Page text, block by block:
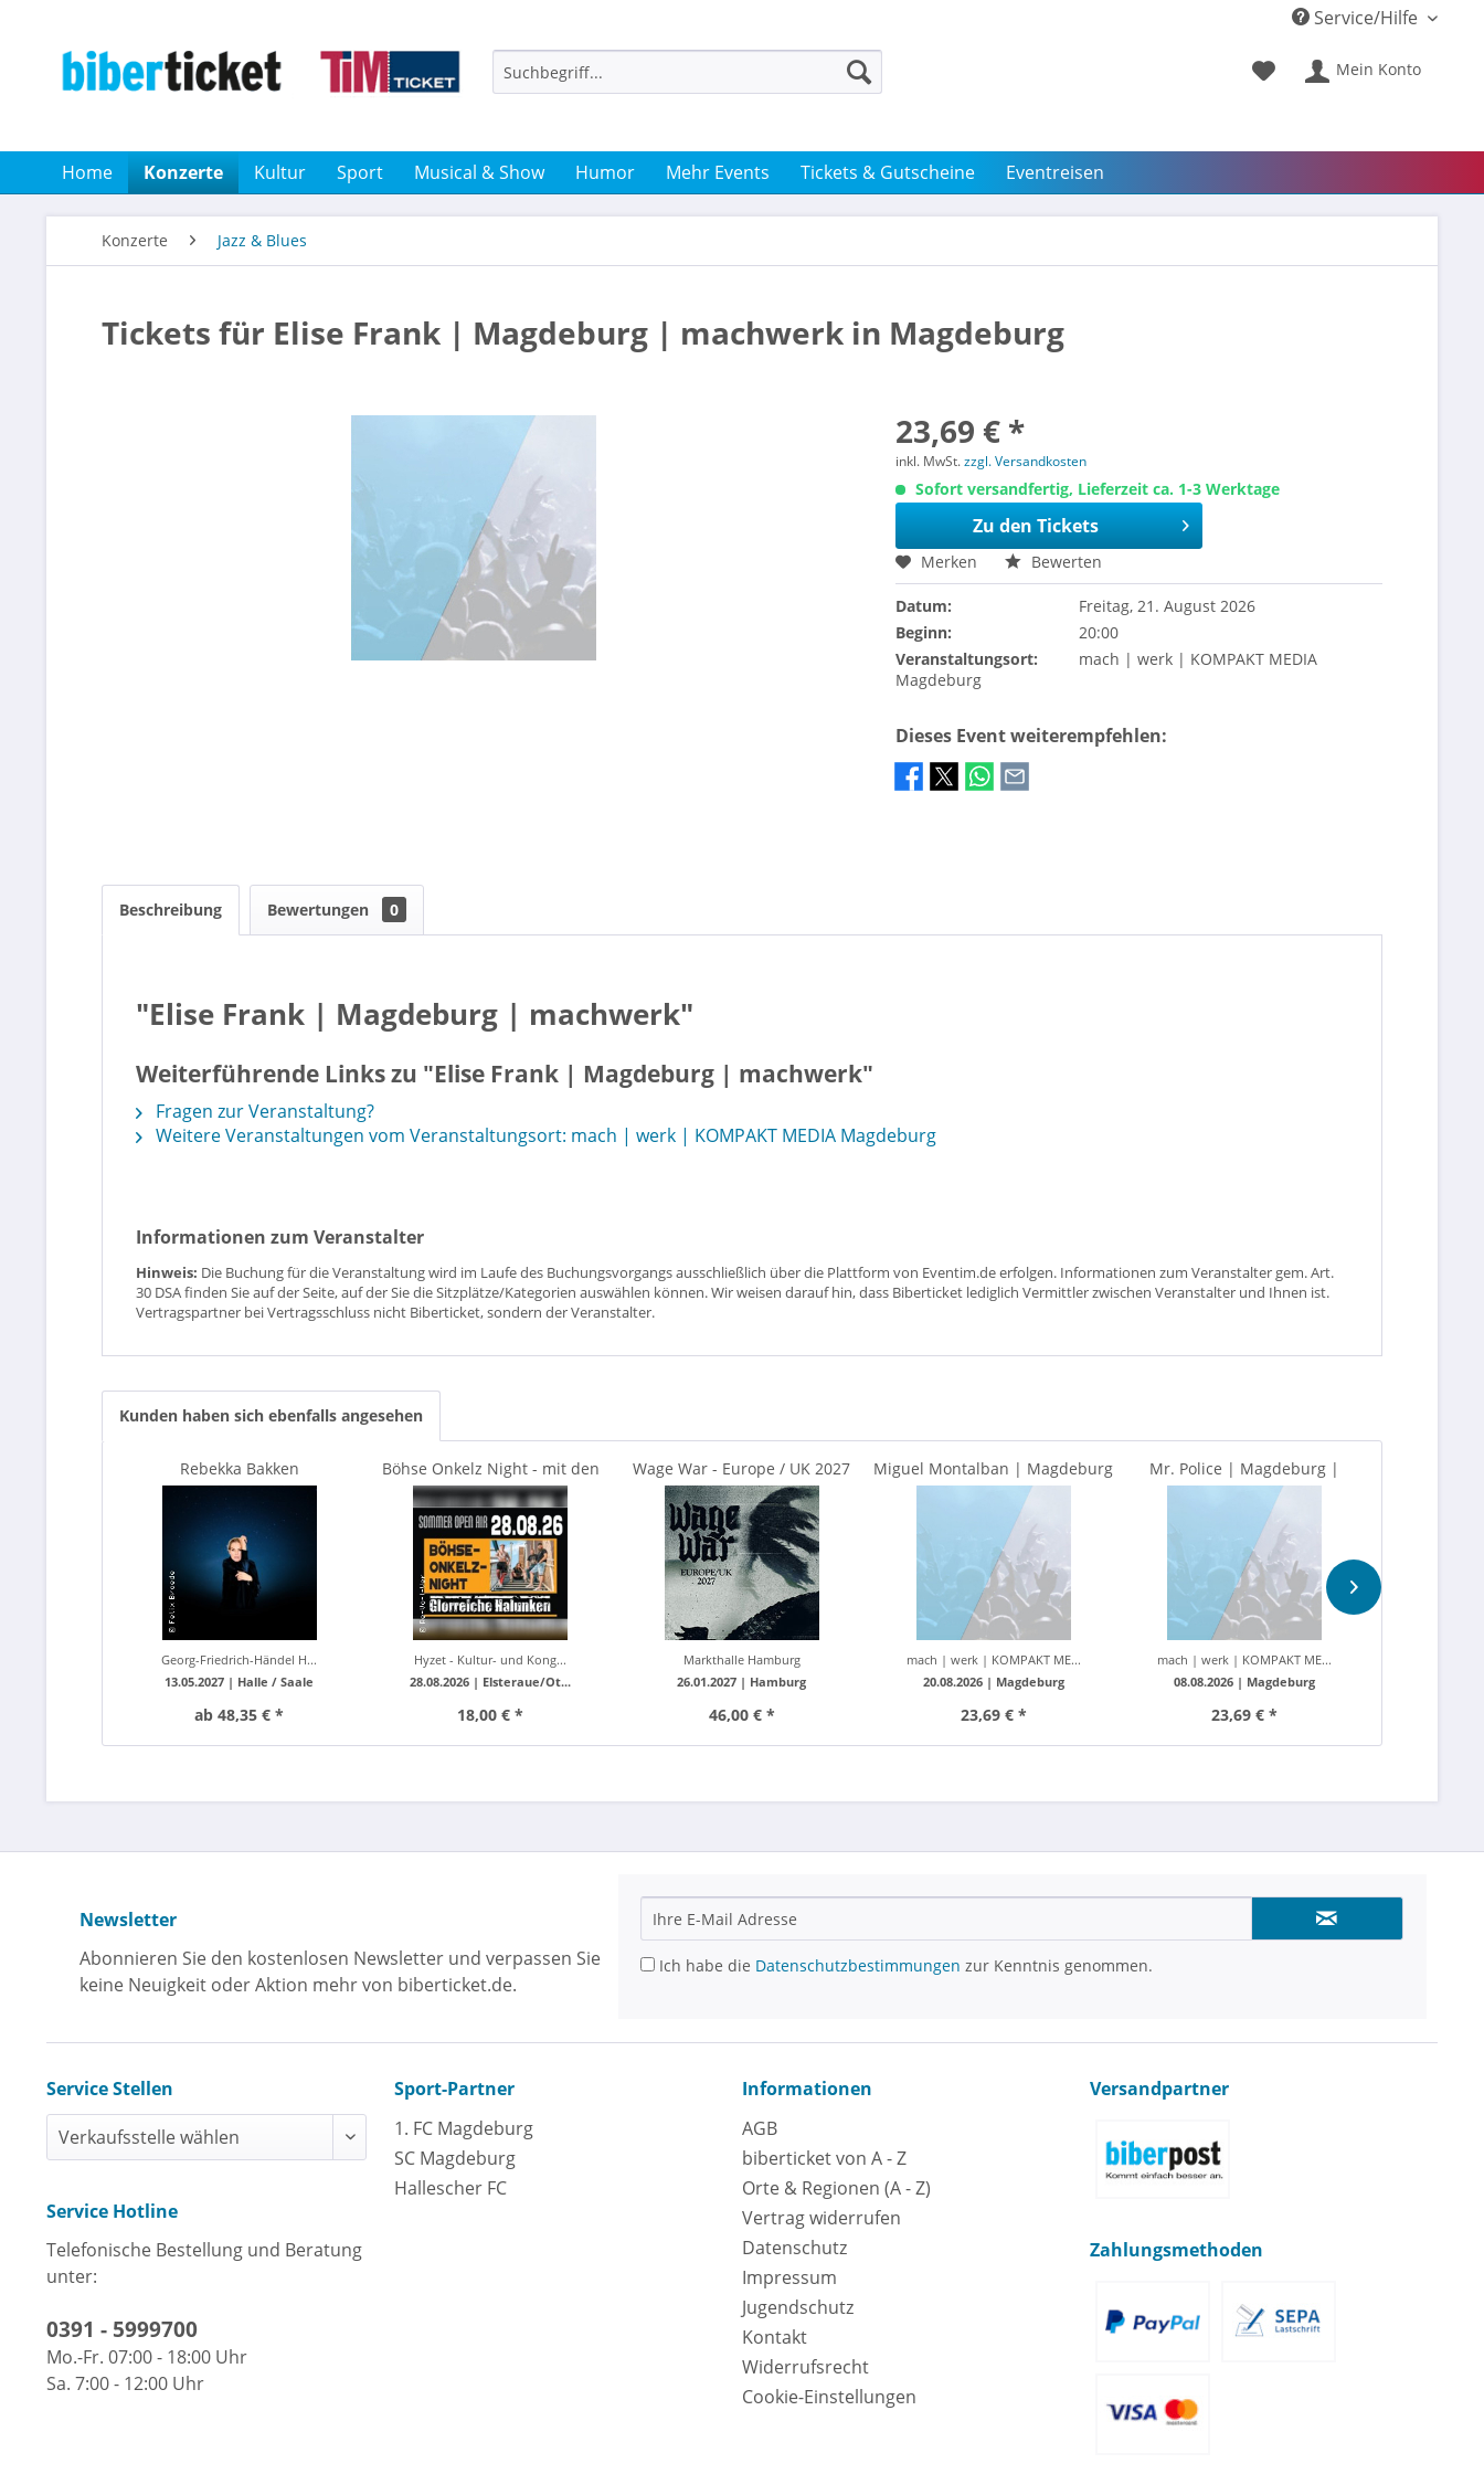
Service/Hilfe
Mein Konto
Home Konzerte Kultur Sport Musical & Show Humor Mehr Events Tickets & Gutscheine Eventreisen
Konzerte Jazz & Blues
Tickets für Elise Frank | Magdeburg | machwerk in Magdeburg
23,69 € *
inkl. MwSt.zzgl. Versandkosten
Sofort versandfertig, Lieferzeit ca. 1-3 Werktage
Zu den Tickets
Merken Bewerten
Datum:
Freitag, 21. August 2026
Beginn:
20:00
Veranstaltungsort:
mach | werk | KOMPAKT MEDIA
Magdeburg
Dieses Event weiterempfehlen:
Beschreibung Bewertungen 0
"Elise Frank | Magdeburg | machwerk"
Weiterführende Links zu "Elise Frank | Magdeburg | machwerk"
Fragen zur Veranstaltung?
Weitere Veranstaltungen vom Veranstaltungsort: mach | werk | KOMPAKT MEDIA Magdeburg
Informationen zum Veranstalter
Hinweis: Die Buchung für die Veranstaltung wird im Laufe des Buchungsvorgangs ausschließlich über die Plattform von Eventim.de erfolgen. Informationen zum Veranstalter gem. Art.
30 DSA finden Sie auf der Seite, auf der Sie die Sitzplätze/Kategorien auswählen können. Wir weisen darauf hin, dass Biberticket lediglich Vermittler zwischen Veranstalter und Ihnen ist.
Vertragspartner bei Vertragsschluss nicht Biberticket, sondern der Veranstalter.
Kunden haben sich ebenfalls angesehen
Rebekka Bakken
Georg-Friedrich-Händel H...
13.05.2027 | Halle / Saale
ab 48,35 € *
Böhse Onkelz Night - mit den
Glorreichen Halunken
Hyzet - Kultur- und Kong...
28.08.2026 | Elsteraue/Ot...
18,00 € *
Wage War - Europe / UK 2027
Markthalle Hamburg
26.01.2027 | Hamburg
46,00 € *
Miguel Montalban | Magdeburg
| machwerk
mach | werk | KOMPAKT ME...
20.08.2026 | Magdeburg
23,69 € *
Mr. Police | Magdeburg |
machwerk
mach | werk | KOMPAKT ME...
08.08.2026 | Magdeburg
23,69 € *
Newsletter
Abonnieren Sie den kostenlosen Newsletter und verpassen Sie
keine Neuigkeit oder Aktion mehr von biberticket.de.
Ich habe die Datenschutzbestimmungen zur Kenntnis genommen.
Service Stellen
Service Hotline
Telefonische Bestellung und Beratung
unter:
0391 - 5999700
Mo.-Fr. 07:00 - 18:00 Uhr
Sa. 7:00 - 12:00 Uhr
Sport-Partner
1. FC Magdeburg
SC Magdeburg
Hallescher FC
Informationen
AGB
biberticket von A - Z
Orte & Regionen (A - Z)
Vertrag widerrufen
Datenschutz
Impressum
Jugendschutz
Kontakt
Widerrufsrecht
Cookie-Einstellungen
Versandpartner
Zahlungsmethoden